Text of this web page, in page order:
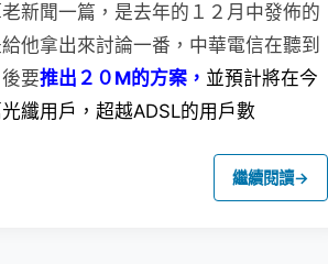
新聞一篇，是去年的１２月中發佈的
他拿出來討論一番，中華電信在聽到
要推出２０M的方案， 並預計將在今
纖用戶，超越ADSL的用戶數
繼續閱讀→